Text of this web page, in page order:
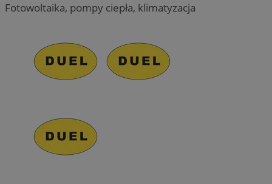
Fotowoltaika, pompy ciepła, klimatyzacja